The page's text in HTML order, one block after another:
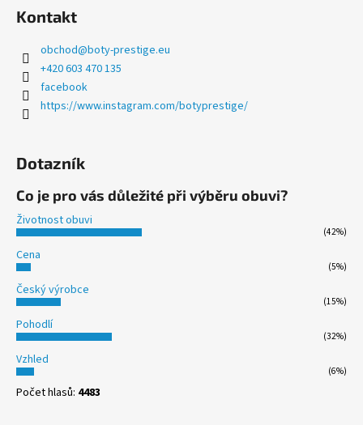
Kontakt
obchod@boty-prestige.eu
+420 603 470 135
facebook
https://www.instagram.com/botyprestige/
Dotazník
Co je pro vás důležité při výběru obuvi?
Životnost obuvi
(42%)
Cena
(5%)
Český výrobce
(15%)
Pohodlí
(32%)
Vzhled
(6%)
Počet hlasů: 4483